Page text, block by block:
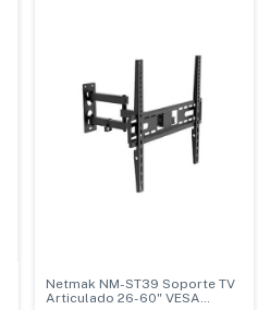
Netmak NM-ST39 Soporte TV
Articulado 26-60" VESA